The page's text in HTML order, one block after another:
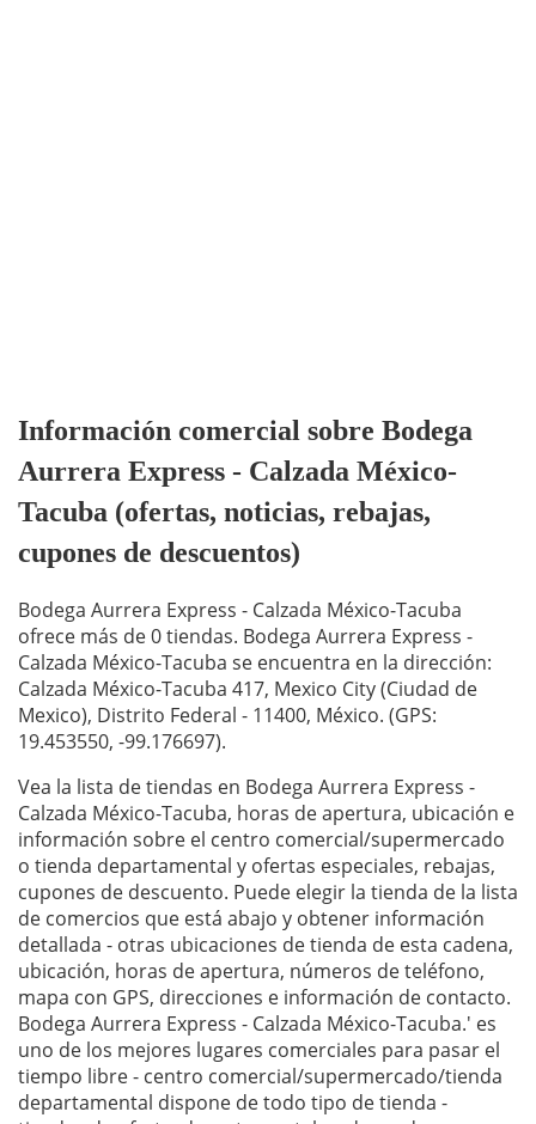
Información comercial sobre Bodega
Aurrera Express - Calzada México-
Tacuba (ofertas, noticias, rebajas,
cupones de descuentos)
Bodega Aurrera Express - Calzada México-Tacuba
ofrece más de 0 tiendas. Bodega Aurrera Express -
Calzada México-Tacuba se encuentra en la dirección:
Calzada México-Tacuba 417, Mexico City (Ciudad de
Mexico), Distrito Federal - 11400, México. (GPS:
19.453550, -99.176697).
Vea la lista de tiendas en Bodega Aurrera Express -
Calzada México-Tacuba, horas de apertura, ubicación e
información sobre el centro comercial/supermercado
o tienda departamental y ofertas especiales, rebajas,
cupones de descuento. Puede elegir la tienda de la lista
de comercios que está abajo y obtener información
detallada - otras ubicaciones de tienda de esta cadena,
ubicación, horas de apertura, números de teléfono,
mapa con GPS, direcciones e información de contacto.
Bodega Aurrera Express - Calzada México-Tacuba.' es
uno de los mejores lugares comerciales para pasar el
tiempo libre - centro comercial/supermercado/tienda
departamental dispone de todo tipo de tienda -